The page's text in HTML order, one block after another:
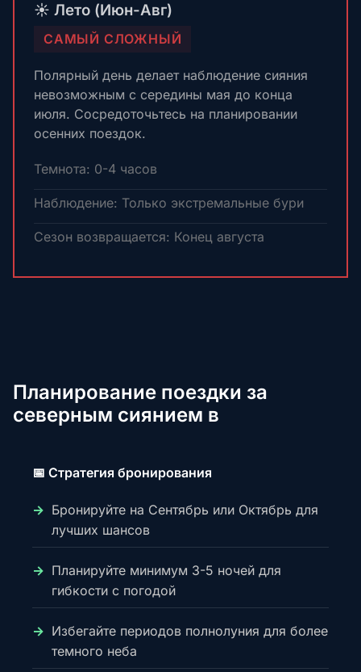
☀️ Лето (Июн-Авг)
САМЫЙ СЛОЖНЫЙ
Полярный день делает наблюдение сияния
невозможным с середины мая до конца
июля. Сосредоточьтесь на планировании
осенних поездок.
Темнота: 0-4 часов
Наблюдение: Только экстремальные бури
Сезон возвращается: Конец августа
Планирование поездки за
северным сиянием в
📅 Стратегия бронирования
Бронируйте на Сентябрь или Октябрь для
лучших шансов
Планируйте минимум 3-5 ночей для
гибкости с погодой
Избегайте периодов полнолуния для более
темного неба